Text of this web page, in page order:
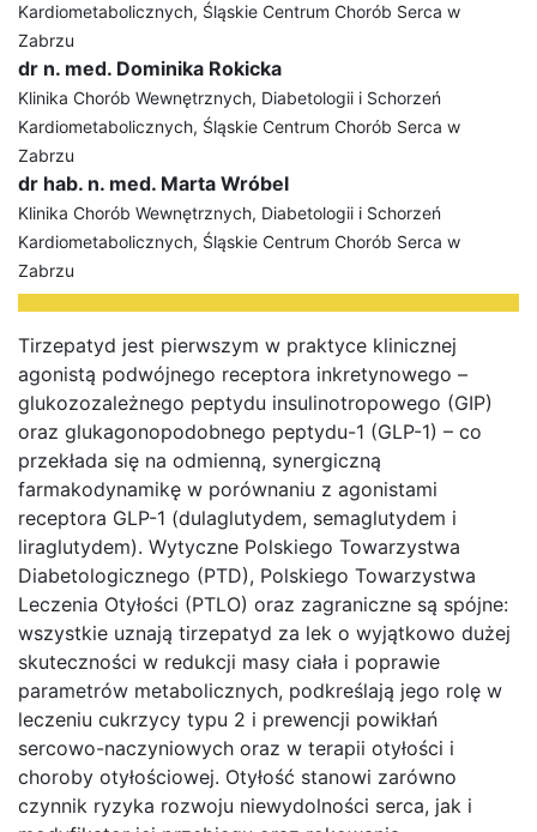
Kardiometabolicznych, Śląskie Centrum Chorób Serca w
Zabrzu
dr n. med. Dominika Rokicka
Klinika Chorób Wewnętrznych, Diabetologii i Schorzeń
Kardiometabolicznych, Śląskie Centrum Chorób Serca w
Zabrzu
dr hab. n. med. Marta Wróbel
Klinika Chorób Wewnętrznych, Diabetologii i Schorzeń
Kardiometabolicznych, Śląskie Centrum Chorób Serca w
Zabrzu
Tirzepatyd jest pierwszym w praktyce klinicznej
agonistą podwójnego receptora inkretynowego –
glukozozależnego peptydu insulinotropowego (GIP)
oraz glukagonopodobnego peptydu-1 (GLP-1) – co
przekłada się na odmienną, synergiczną
farmakodynamikę w porównaniu z agonistami
receptora GLP-1 (dulaglutydem, semaglutydem i
liraglutydem). Wytyczne Polskiego Towarzystwa
Diabetologicznego (PTD), Polskiego Towarzystwa
Leczenia Otyłości (PTLO) oraz zagraniczne są spójne:
wszystkie uznają tirzepatyd za lek o wyjątkowo dużej
skuteczności w redukcji masy ciała i poprawie
parametrów metabolicznych, podkreślają jego rolę w
leczeniu cukrzycy typu 2 i prewencji powikłań
sercowo-naczyniowych oraz w terapii otyłości i
choroby otyłościowej. Otyłość stanowi zarówno
czynnik ryzyka rozwoju niewydolności serca, jak i